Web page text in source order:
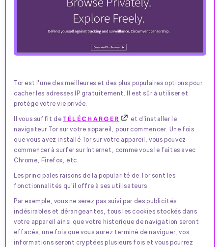
Tor est l'une des meilleures et des plus populaires options pour
cacher les adresses IP gratuitement. Il est sûr à utiliser et
protège votre vie privée.
Il vous suffit de TÉLÉCHARGER
et d'installer le
navigateur Tor sur votre appareil, pour commencer. Une fois
que vous avez installé Tor sur votre appareil, vous pouvez
commencer à surfer sur Internet, comme vous le faites avec
Chrome, Firefox, etc.
Les principales raisons de la popularité de Tor sont les
fonctionnalités qu'il offre à ses utilisateurs.
Par exemple, vous ne serez pas suivi par des publicités
indésirables et dérangeantes, tous les cookies stockés dans
votre appareil ainsi que votre historique de navigation seront
effacés, une fois que vous aurez terminé de naviguer, vos
informations seront cryptées plusieurs fois et vous pourrez